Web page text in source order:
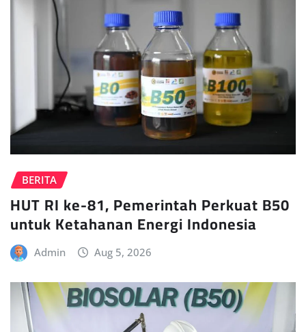
BERITA
HUT RI ke-81, Pemerintah Perkuat B50
untuk Ketahanan Energi Indonesia
Admin Aug 5, 2026